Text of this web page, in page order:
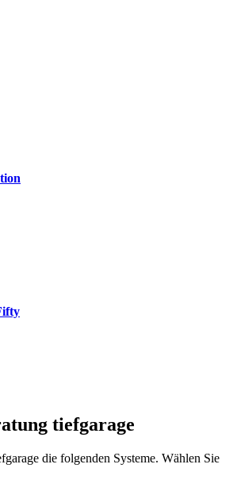
tiefgarage
die folgenden Systeme. Wählen Sie